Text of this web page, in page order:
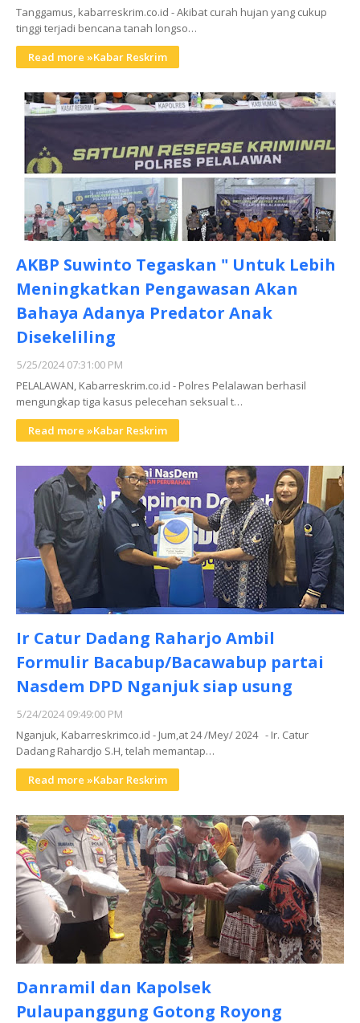
Tanggamus, kabarreskrim.co.id - Akibat curah hujan yang cukup
tinggi terjadi bencana tanah longso…
Read more »Kabar Reskrim
AKBP Suwinto Tegaskan " Untuk Lebih
Meningkatkan Pengawasan Akan
Bahaya Adanya Predator Anak
Disekeliling
5/25/2024 07:31:00 PM
PELALAWAN, Kabarreskrim.co.id - Polres Pelalawan berhasil
mengungkap tiga kasus pelecehan seksual t…
Read more »Kabar Reskrim
Ir Catur Dadang Raharjo Ambil
Formulir Bacabup/Bacawabup partai
Nasdem DPD Nganjuk siap usung
5/24/2024 09:49:00 PM
Nganjuk, Kabarreskrimco.id - Jum,at 24 /Mey/ 2024 - Ir. Catur
Dadang Rahardjo S.H, telah memantap…
Read more »Kabar Reskrim
Danramil dan Kapolsek
Pulaupanggung Gotong Royong